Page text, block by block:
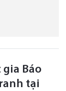
Báo
tại